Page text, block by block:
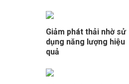
Giảm phát thải nhờ sử
dụng năng lượng hiệu
quả